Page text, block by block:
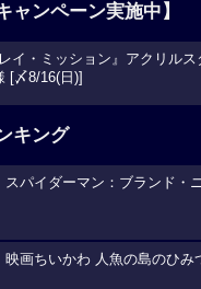
ャンペーン実施中】
レイ・ミッション』アクリルス
[〆8/16(日)]
キング
スパイダーマン：ブランド・
映画ちいかわ 人魚の島のひみ